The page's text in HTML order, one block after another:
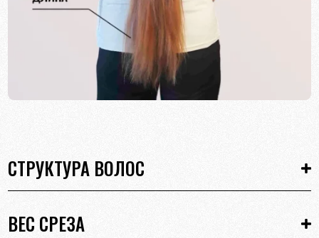
СТРУКТУРА ВОЛОС
ВЕС СРЕЗА